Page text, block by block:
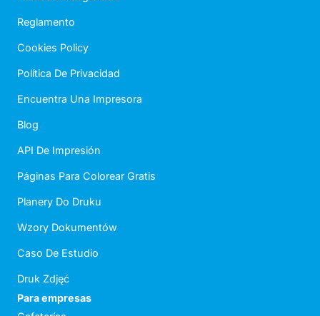
Reglamento
Cookies Policy
Política De Privacidad
Encuentra Una Impresora
Blog
API De Impresión
Páginas Para Colorear Gratis
Planery Do Druku
Wzory Dokumentów
Caso De Estudio
Druk Zdjęć
Para empresas